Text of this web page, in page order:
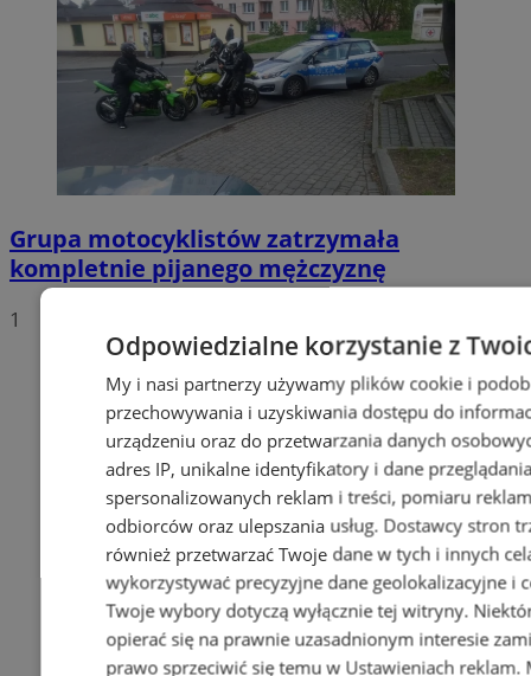
Grupa motocyklistów zatrzymała
kompletnie pijanego mężczyznę
1
Odpowiedzialne korzystanie z
My i nasi partnerzy używamy plików cookie i
przechowywania i uzyskiwania dostępu do
urządzeniu oraz do przetwarzania danych
adres IP, unikalne identyfikatory i dane
spersonalizowanych reklam i treści, pomiaru
odbiorców oraz ulepszania usług. Dostawcy stron
również przetwarzać Twoje dane w tych i innych
wykorzystywać precyzyjne dane geolokalizacyjne i
Twoje wybory dotyczą wyłącznie tej witryny.
opierać się na prawnie uzasadnionym interesie
prawo sprzeciwić się temu w Ustawieniach reklam.